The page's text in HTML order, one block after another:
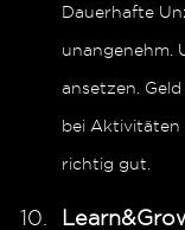
Dauerhafte
unangenehm.
ansetzen.
bei Aktivitäten
richtig gut.